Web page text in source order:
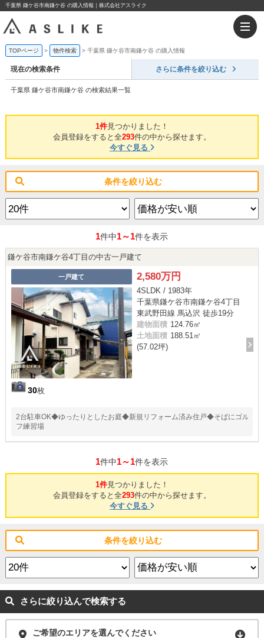
千葉県 鎌ケ谷市南鎌ケ谷 の購入情報｜株式会社アスライク
TOPページ 物件検索 千葉県 鎌ケ谷市南鎌ケ谷 の購入情報
現在の検索条件 さらに条件を絞り込む
千葉県 鎌ケ谷市南鎌ケ谷 の検索結果一覧
1件見つかりました！
会員登録をすると全293件の中から探せます。
今すぐ見る
条件を絞り込む
1件中1～1件を表示
鎌ケ谷市南鎌ケ谷4丁目の中古一戸建て
一戸建て
30枚
2,580万円
4SLDK / 1983年
千葉県鎌ケ谷市南鎌ケ谷4丁目
東武野田線 馬込沢 徒歩19分
建物面積 124.76㎡
土地面積 188.51㎡
(57.02坪)
2台駐車OK◆ゆったりとしたお庭◆新規リフォーム済み住戸◆そばにゴル
フ練習場
1件中1～1件を表示
1件見つかりました！
会員登録をすると全293件の中から探せます。
今すぐ見る
条件を絞り込む
さらに絞り込んで検索する
ご希望のエリアを選んでください